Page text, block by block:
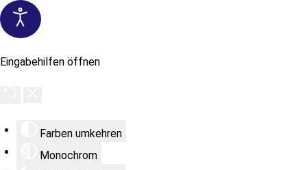
Eingabehilfen öffnen
Farben umkehren
Monochrom